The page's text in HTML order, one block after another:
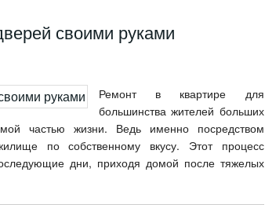
своими руками
Ремонт в квартире для
большинства жителей больших
частью жизни. Ведь именно посредством
по собственному вкусу. Этот процесс
дни, приходя домой после тяжелых